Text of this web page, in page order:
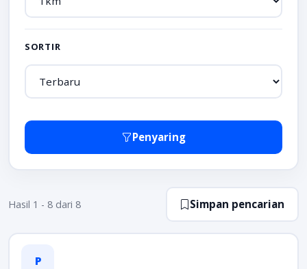
SORTIR
Penyaring
Hasil 1 - 8 dari 8 Simpan pencarian
P